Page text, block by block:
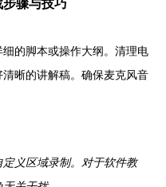
的脚本或操作大纲。清理电
晰的讲解稿。确保麦克风音
义区域录制。对于软件教